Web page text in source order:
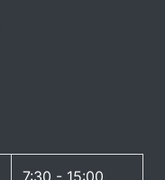
7:30 - 15:00